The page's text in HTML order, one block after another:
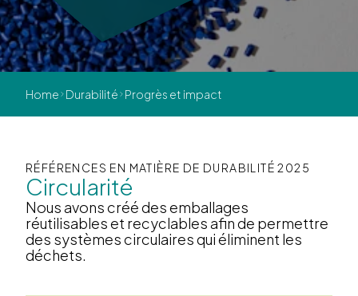
Home Durabilité Progrès et impact
RÉFÉRENCES EN MATIÈRE DE DURABILITÉ 2025
Circularité
Nous avons créé des emballages
réutilisables et recyclables afin de permettre
des systèmes circulaires qui éliminent les
déchets.